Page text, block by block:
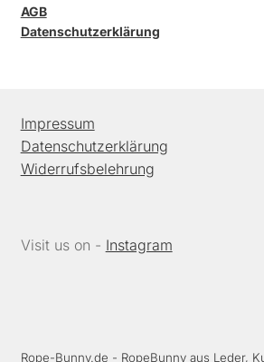
AGB
Datenschutzerklärung
Impressum
Datenschutzerklärung
Widerrufsbelehrung
Visit us on - Instagram
Rope-Bunny.de - RopeBunny aus Leder,